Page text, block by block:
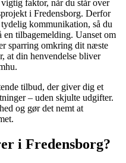
faktor, når du står over
i Fredensborg. Derfor
kommunikation, så du
tilbagemelding. Uanset om
sparring omkring dit næste
at din henvendelse bliver
tilbud, der giver dig et
– uden skjulte udgifter.
og gør det nemt at
i Fredensborg?